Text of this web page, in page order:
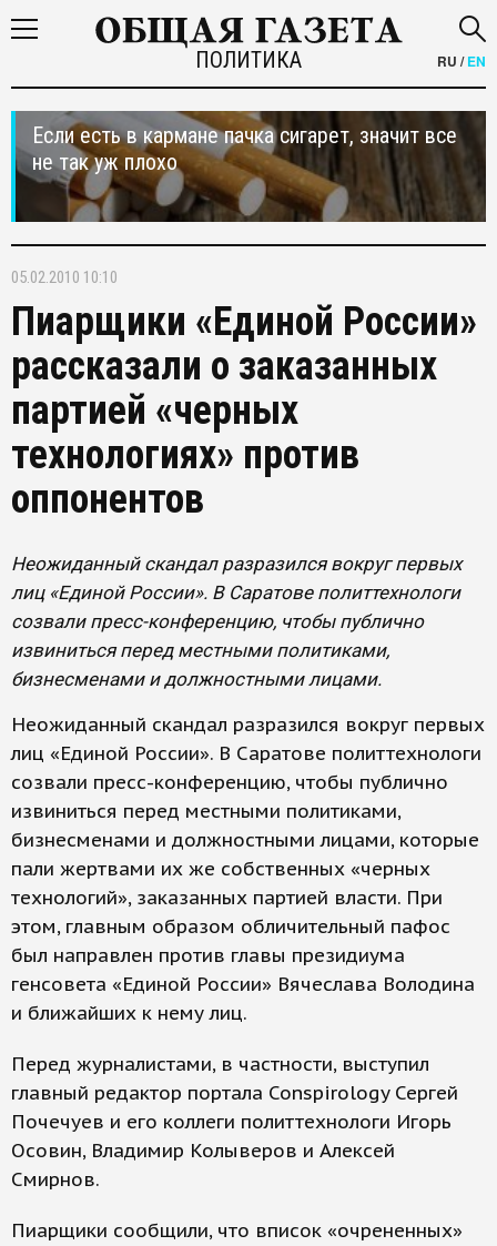
ПОЛИТИКА RU /EN
Если есть в кармане пачка сигарет, значит все
не так уж плохо
05.02.2010 10:10
Пиарщики «Единой России»
рассказали о заказанных
партией «черных
технологиях» против
оппонентов
Неожиданный скандал разразился вокруг первых
лиц «Единой России». В Саратове политтехнологи
созвали пресс-конференцию, чтобы публично
извиниться перед местными политиками,
бизнесменами и должностными лицами.
Неожиданный скандал разразился вокруг первых
лиц «Единой России». В Саратове политтехнологи
созвали пресс-конференцию, чтобы публично
извиниться перед местными политиками,
бизнесменами и должностными лицами, которые
пали жертвами их же собственных «черных
технологий», заказанных партией власти. При
этом, главным образом обличительный пафос
был направлен против главы президиума
генсовета «Единой России» Вячеслава Володина
и ближайших к нему лиц.
Перед журналистами, в частности, выступил
главный редактор портала Conspirology Сергей
Почечуев и его коллеги политтехнологи Игорь
Осовин, Владимир Колыверов и Алексей
Смирнов.
Пиарщики сообщили, что вписок «очрененных»